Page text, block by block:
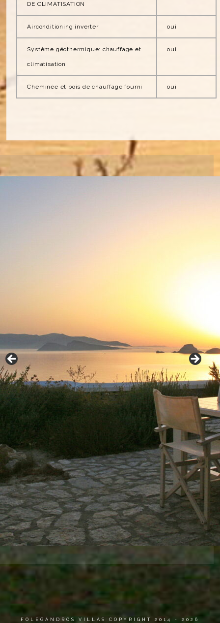
DE CLIMATISATION
Airconditioning inverter oui
Système géothermique: chauffage et
climatisation
oui
Cheminée et bois de chauffage fourni oui
FOLEGANDROS VILLAS COPYRIGHT 2014 - 2026